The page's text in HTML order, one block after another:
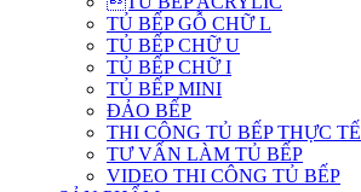
TỦ BẾP GỖ CHỮ L
TỦ BẾP CHỮ U
TỦ BẾP CHỮ I
TỦ BẾP MINI
ĐẢO BẾP
THI CÔNG TỦ BẾP THỰC TẾ
TƯ VẤN LÀM TỦ BẾP
VIDEO THI CÔNG TỦ BẾP